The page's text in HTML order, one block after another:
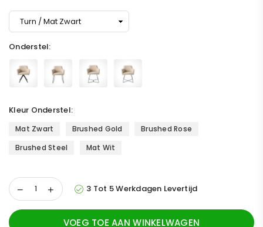
Onderstel:
Kleur Onderstel:
Mat Zwart Brushed Gold
Brushed Rose
Brushed Steel
Mat Wit
3 Tot 5 Werkdagen Levertijd
VOEG TOE AAN WINKELWAGEN